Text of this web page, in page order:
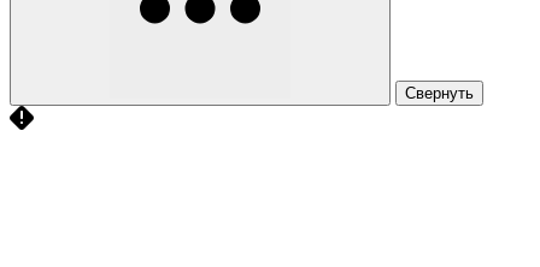
Свернуть